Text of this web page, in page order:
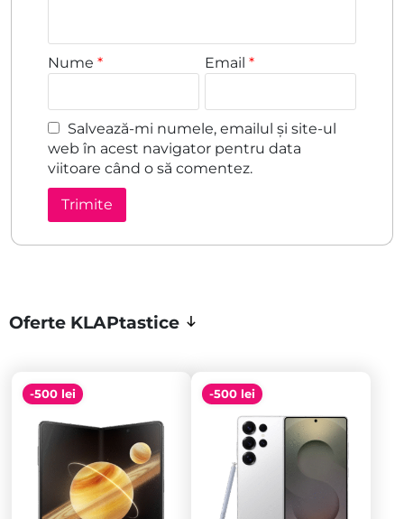
Nume * Email*
Salvează-mi numele, emailul și site-ul
web în acest navigator pentru data
viitoare când o să comentez.
Oferte KLAPtastice
-500 lei -500 lei